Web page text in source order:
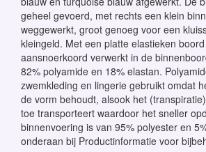
geheel gevoerd, met rechts een klein
weggewerkt, groot genoeg voor een
kleingeld. Met een platte elastieken
aansnoerkoord verwerkt in de
82% polyamide en 18% elastan.
zwemkleding en lingerie gebruikt omdat
de vorm behoudt, alsook het
toe transporteert waardoor het sneller
binnenvoering is van 95% polyester en
onderaan bij Productinformatie voor